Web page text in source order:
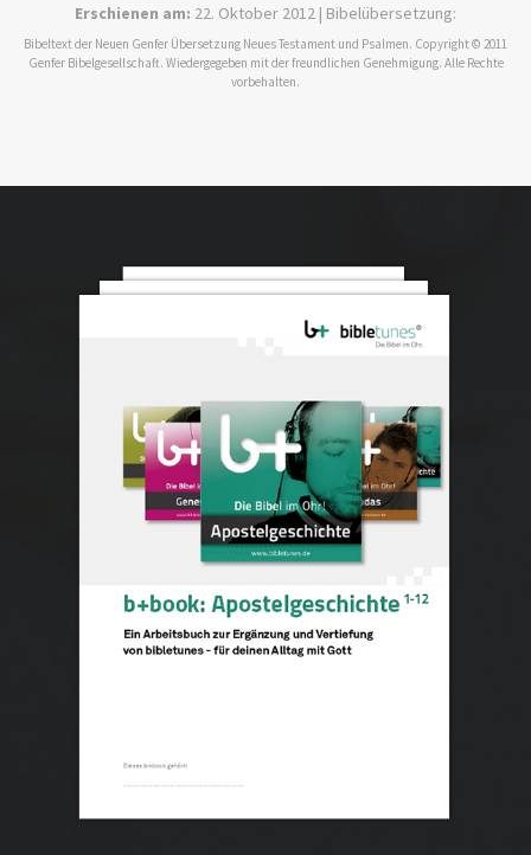
Erschienen am: 22. Oktober 2012 | Bibelübersetzung:
Bibeltext der Neuen Genfer Übersetzung Neues Testament und Psalmen. Copyright © 2011
Genfer Bibelgesellschaft. Wiedergegeben mit der freundlichen Genehmigung. Alle Rechte
vorbehalten.